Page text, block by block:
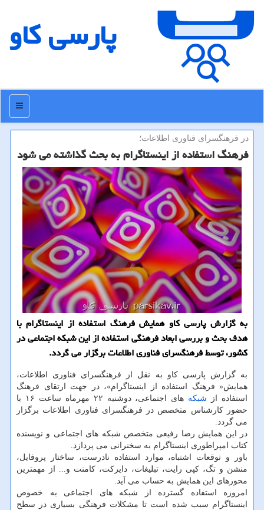
پارسی كاو
منو
در فرهنگسرای فناوری اطلاعات؛
فرهنگ استفاده از اینستاگرام به بحث گذاشته می شود
به گزارش پارسی كاو همایش فرهنگ استفاده از اینستاگرام با
هدف بحث و بررسی ابعاد فرهنگی استفاده از این شبكه اجتماعی در
كشور، توسط فرهنگسرای فناوری اطلاعات برگزار می گردد.
به گزارش پارسی كاو به نقل از فرهنگسرای فناوری اطلاعات،
همایش« فرهنگ استفاده از اینستاگرام»، در جهت ارتقای فرهنگ
استفاده از شبكه
های اجتماعی، دوشنبه ۲۲ مهرماه ساعت ۱۶ با
حضور كارشناس متخصص در فرهنگسرای فناوری اطلاعات برگزار
می گردد.
در این همایش رضا رفیعی متخصص شبكه های اجتماعی و نویسنده
كتاب امپراطوری اینستاگرام به سخنرانی می پردازد.
باور و توقعات اشتباه، موارد استفاده نادرست، ساختار پروفایل،
منشن و تگ، كپی رایت، تبلیغات، دایركت، كامنت و... از مهمترین
محورهای این همایش به حساب می آید.
امروزه استفاده گسترده از شبكه های اجتماعی به خصوص
اینستاگرام سبب شده است تا مشكلات فرهنگی بسیاری در سطح